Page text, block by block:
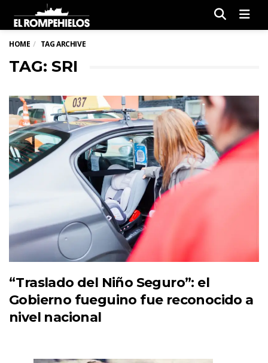
HOME TAG ARCHIVE
TAG: SRI
“Traslado del Niño Seguro”: el
Gobierno fueguino fue reconocido a
nivel nacional